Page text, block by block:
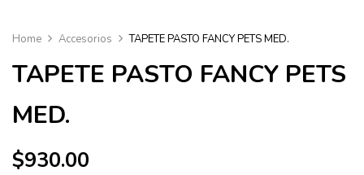
Home Accesorios TAPETE PASTO FANCY PETS MED.
TAPETE PASTO FANCY PETS
MED.
$930.00